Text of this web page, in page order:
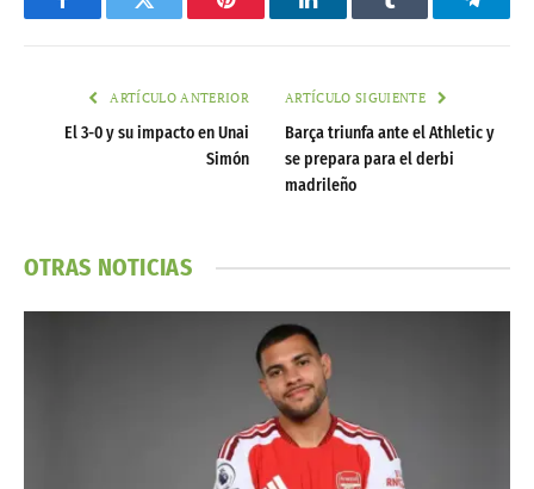
FacebookTwitter Pinterest LinkedInTumblr
ARTÍCULO ANTERIOR
El 3-0 y su impacto en Unai
Simón
ARTÍCULO SIGUIENTE
Barça triunfa ante el Athletic y
se prepara para el derbi
madrileño
OTRAS NOTICIAS